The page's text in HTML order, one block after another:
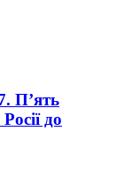
П’ять
до